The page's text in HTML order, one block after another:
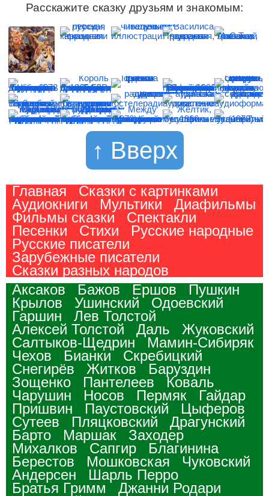
Расскажите сказку друзьям и знакомым:
↑ Вверх
Главная
Сказки с картинками
Аудиокниги
Мультики
Диафильмы
Фильмы сказки
Спектакли
Песенки
Стихи
Русские народные
Русские писатели
Зарубежные писатели
Сказки разных народов
Аксаков
Бажов Ершов
Пушкин
Крылов
Ушинский
Одоевский
Гаршин
Лев Толстой
Алексей Толстой
Даль
Жуковский
Салтыков-Щедрин
Мамин-Сибиряк
Чехов
Бианки
Скребицкий
Снегирёв
Житков
Баруздин
Зощенко
Пантелеев
Коваль
Чарушин
Носов Пермяк
Гайдар
Пришвин
Паустовский
Цыферов
Сутеев
Пляцковский
Драгунский
Барто
Маршак
Заходер
Михалков
Сапгир
Благинина
Берестов
Мошковская
Чуковский
Андерсен
Шарль Перро
Братья Гримм
Джанни Родари